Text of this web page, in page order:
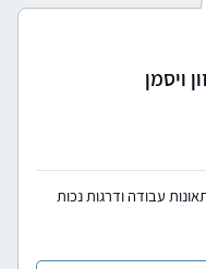
ויסמן
עבודה ודרגות נכות